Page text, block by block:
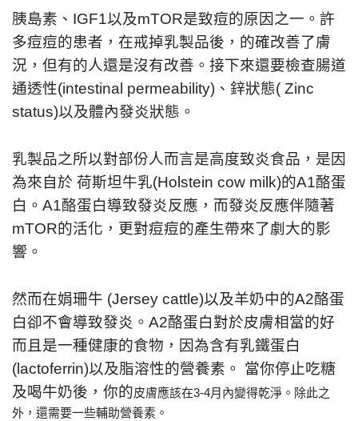
胰島素、IGF1以及mTOR是致痘的原因之一。許
多痘痘的患者，在戒掉乳製品後，的確改善了膚
況，但有的人還是沒有改善。接下來還要檢查腸道
通透性(intestinal permeability)、鋅狀態( Zinc
status)以及體內發炎狀態。
乳製品之所以對部份人而言是高度致炎食品，是因
為來自於 荷斯坦牛乳(Holstein cow milk)的A1酪蛋
白。A1酪蛋白導致發炎反應，而發炎反應伴隨著
mTOR的活化，更對痘痘的產生帶來了劇大的影
響。
然而在娟珊牛 (Jersey cattle)以及羊奶中的A2酪蛋
白卻不會導致發炎。A2酪蛋白對於皮膚相當的好
而且是一種健康的食物，因為含有乳鐵蛋白
(lactoferrin)以及脂溶性的營養素。 當你停止吃糖
及喝牛奶後，你的皮膚應該在3-4月內變得乾淨。除此之
外，還需要一些輔助營養素。